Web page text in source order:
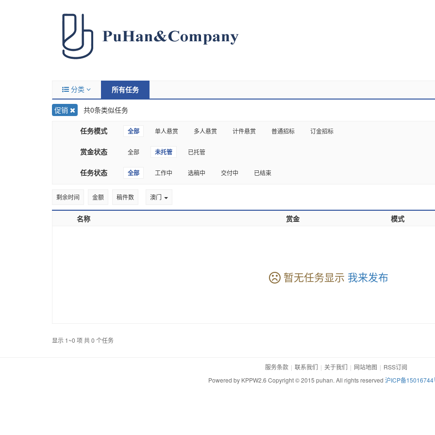
分类 所有任务
促销 共0条类似任务
任务模式 全部 单人悬赏 多人悬赏 计件悬赏 普通招标 订金招标
赏金状态 全部 未托管 已托管
任务状态 全部 工作中 选稿中 交付中 已结束
剩余时间 金额 稿件数 澳门
名称 赏金 模式
暂无任务显示 我来发布
显示 1~0 项 共 0 个任务
服务条款 联系我们 关于我们 网站地图
RSS订阅
Powered by KPPW2.6 Copyright © 2015 puhan. All rights reserved 沪ICP备15016744